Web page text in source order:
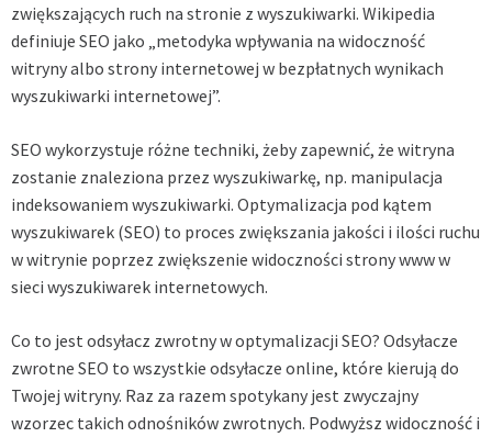
zwiększających ruch na stronie z wyszukiwarki. Wikipedia
definiuje SEO jako „metodyka wpływania na widoczność
witryny albo strony internetowej w bezpłatnych wynikach
wyszukiwarki internetowej”.
SEO wykorzystuje różne techniki, żeby zapewnić, że witryna
zostanie znaleziona przez wyszukiwarkę, np. manipulacja
indeksowaniem wyszukiwarki. Optymalizacja pod kątem
wyszukiwarek (SEO) to proces zwiększania jakości i ilości ruchu
w witrynie poprzez zwiększenie widoczności strony www w
sieci wyszukiwarek internetowych.
Co to jest odsyłacz zwrotny w optymalizacji SEO? Odsyłacze
zwrotne SEO to wszystkie odsyłacze online, które kierują do
Twojej witryny. Raz za razem spotykany jest zwyczajny
wzorzec takich odnośników zwrotnych. Podwyższ widoczność i